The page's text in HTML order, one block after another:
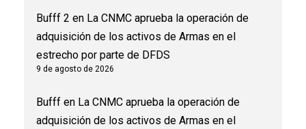
Bufff 2 en La CNMC aprueba la operación de
adquisición de los activos de Armas en el
estrecho por parte de DFDS
9 de agosto de 2026
Bufff en La CNMC aprueba la operación de
adquisición de los activos de Armas en el